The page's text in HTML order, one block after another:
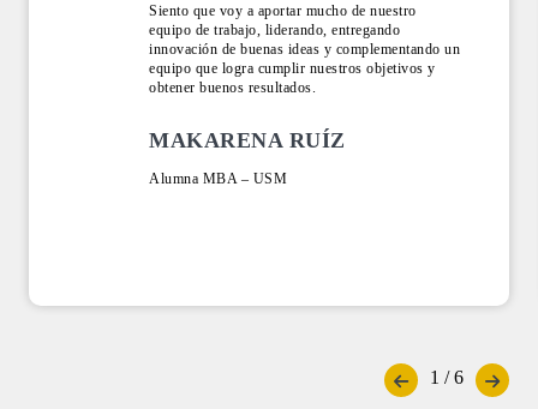
Siento que voy a aportar mucho de nuestro
equipo de trabajo, liderando, entregando
innovación de buenas ideas y complementando un
equipo que logra cumplir nuestros objetivos y
obtener buenos resultados.
MAKARENA RUÍZ
Alumna MBA – USM
1 /6